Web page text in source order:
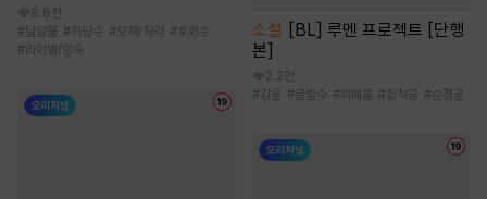
8.6천
#달달물 #허당수 #오해/착각 #후회수
#라이벌/앙숙
소설
[BL] 루멘 프로젝트 [단행
본]
2.2만
#강공 #굴림수 #피폐물 #집착공 #순정공